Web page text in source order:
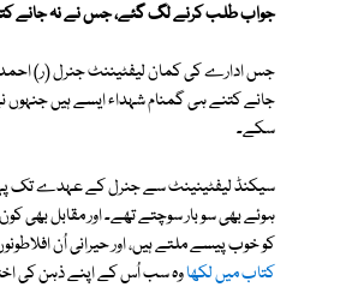
جواب طلب کرنے لگ گئے، جس نے نہ جانے
جس ادارے کی کمان لیفٹیننٹ جنرل (ر)
جانے کتنے ہی گمنام شہداء ایسے ہیں جنہوں
سکے۔
سیکنڈ لیفٹینینٹ سے جنرل کے عہدے تک
ہوئے بھی سو بار سوچتے تھے۔ اور مقابل بھی
کو خوب پیسے ملتے ہیں، اور حیرانی اُن
کتاب میں لکھاوہ سب اُس کے اپنے ذہن کی